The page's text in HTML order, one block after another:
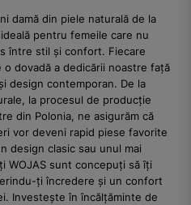
damă din piele naturală de la
pentru femeile care nu
între stil și confort. Fiecare
dovadă a dedicării noastre față
design contemporan. De la
la procesul de producție
din Polonia, ne asigurăm că
vor deveni rapid piese favorite
design clasic sau unul mai
WOJAS sunt concepuți să îți
ți încredere și un confort
Investește în încălțăminte de